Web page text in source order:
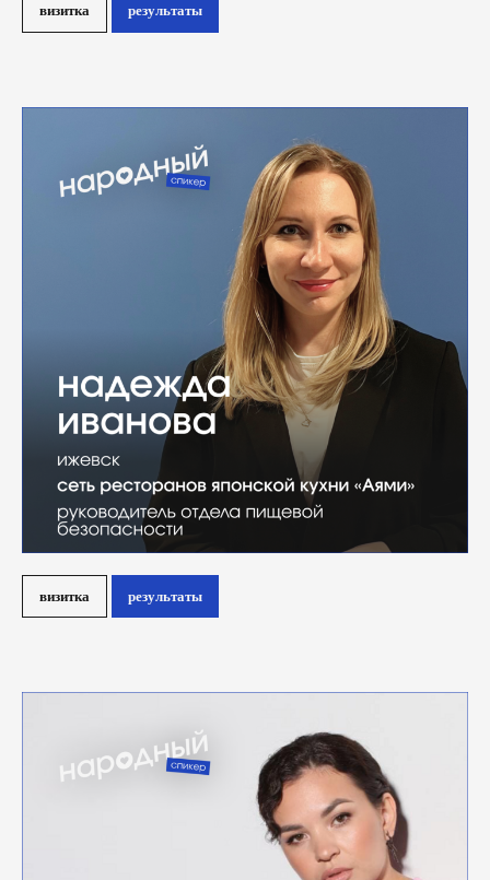
визитка результаты
визитка результаты